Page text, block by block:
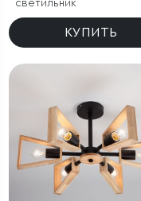
светильник
КУПИТЬ